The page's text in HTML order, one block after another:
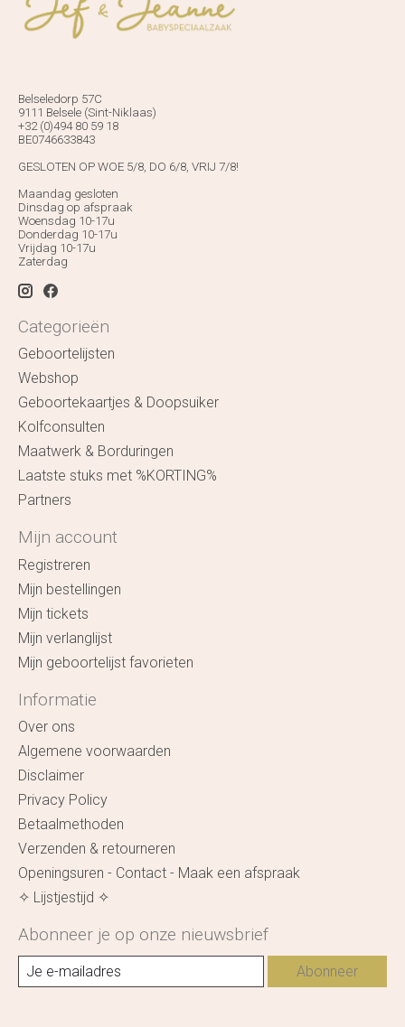
Belseledorp 57C
9111 Belsele (Sint-Niklaas)
+32 (0)494 80 59 18
BE0746633843
GESLOTEN OP WOE 5/8, DO 6/8, VRIJ 7/8!
Maandag gesloten
Dinsdag op afspraak
Woensdag 10-17u
Donderdag 10-17u
Vrijdag 10-17u
Zaterdag
Categorieën
Geboortelijsten
Webshop
Geboortekaartjes & Doopsuiker
Kolfconsulten
Maatwerk & Borduringen
Laatste stuks met %KORTING%
Partners
Mijn account
Registreren
Mijn bestellingen
Mijn tickets
Mijn verlanglijst
Mijn geboortelijst favorieten
Informatie
Over ons
Algemene voorwaarden
Disclaimer
Privacy Policy
Betaalmethoden
Verzenden & retourneren
Openingsuren - Contact - Maak een afspraak
✧ Lijstjestijd ✧
Abonneer je op onze nieuwsbrief
Abonneer